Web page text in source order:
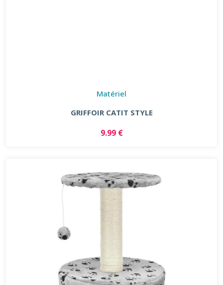
Matériel
GRIFFOIR CATIT STYLE
9.99 €